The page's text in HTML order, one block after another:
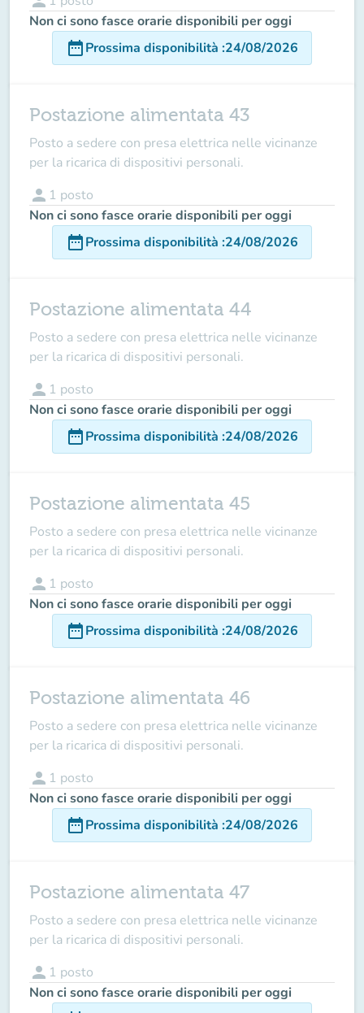
Non ci sono fasce orarie disponibili per oggi
date_rangeProssima disponibilità :24/08/2026
Postazione alimentata 43
Posto a sedere con presa elettrica nelle vicinanze
per la ricarica di dispositivi personali.
person 1 posto
Non ci sono fasce orarie disponibili per oggi
date_rangeProssima disponibilità :24/08/2026
Postazione alimentata 44
Posto a sedere con presa elettrica nelle vicinanze
per la ricarica di dispositivi personali.
person 1 posto
Non ci sono fasce orarie disponibili per oggi
date_rangeProssima disponibilità :24/08/2026
Postazione alimentata 45
Posto a sedere con presa elettrica nelle vicinanze
per la ricarica di dispositivi personali.
person 1 posto
Non ci sono fasce orarie disponibili per oggi
date_rangeProssima disponibilità :24/08/2026
Postazione alimentata 46
Posto a sedere con presa elettrica nelle vicinanze
per la ricarica di dispositivi personali.
person 1 posto
Non ci sono fasce orarie disponibili per oggi
date_rangeProssima disponibilità :24/08/2026
Postazione alimentata 47
Posto a sedere con presa elettrica nelle vicinanze
per la ricarica di dispositivi personali.
person 1 posto
Non ci sono fasce orarie disponibili per oggi